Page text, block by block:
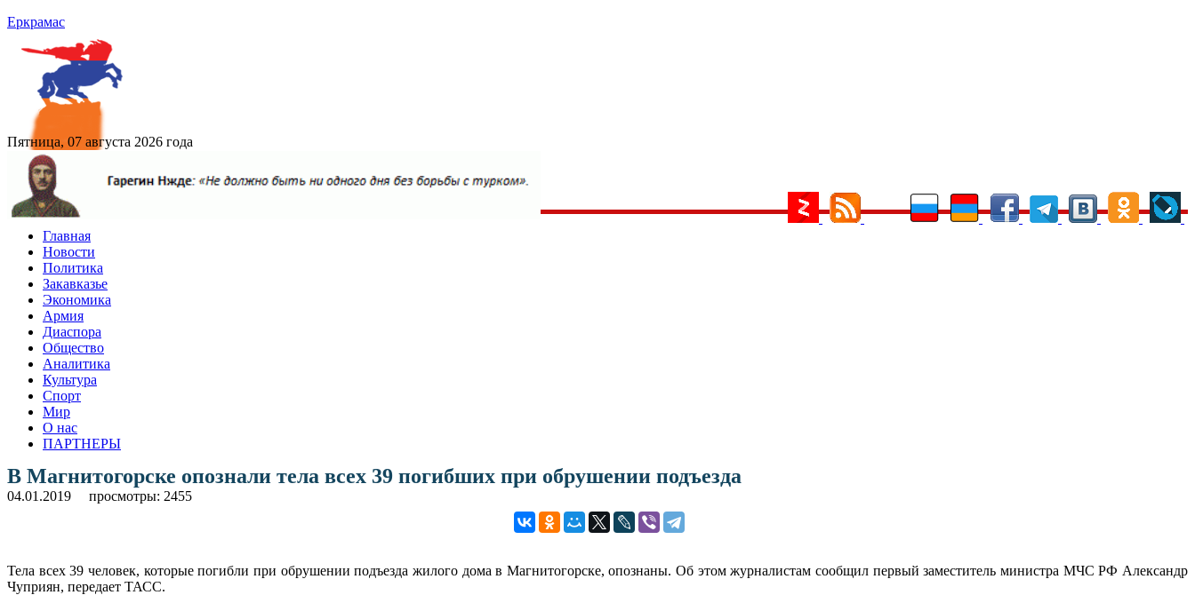
Еркрамас
Пятница, 07 августа 2026 года
Главная
Новости
Политика
Закавказье
Экономика
Армия
Диаспора
Общество
Аналитика
Культура
Спорт
Мир
О нас
ПАРТНЕРЫ
В Магнитогорске опознали тела всех 39 погибших при обрушении подъезда
04.01.2019 просмотры: 2455
Тела всех 39 человек, которые погибли при обрушении подъезда жилого дома в Магнитогорске, опознаны. Об этом журналистам сообщил первый заместитель министра МЧС РФ Александр
Чуприян, передает ТАСС.